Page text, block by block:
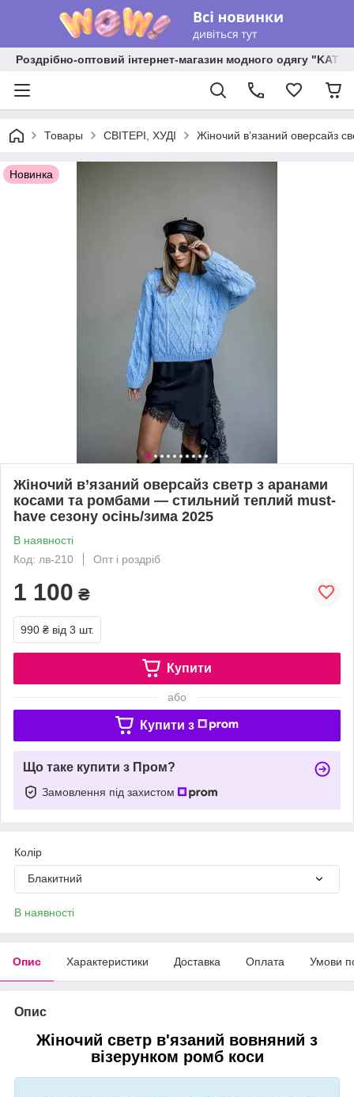
Роздрібно-оптовий інтернет-магазин модного одягу
Товары СВІТЕРІ, ХУДІ Жіночий в’язаний оверсайз
Новинка
Жіночий в’язаний оверсайз светр з аранами
косами та ромбами — стильний теплий must-
have сезону осінь/зима 2025
В наявності
Код: лв-210
Опт і роздріб
1 100 ₴
990 ₴ від 3 шт.
Купити
або
Купити з
Що таке купити з Пром?
Замовлення під захистом
Колір
Блакитний
В наявності
Опис Характеристики Доставка Оплата Умови
Опис
Жіночий светр в'язаний вовняний з
візерунком ромб коси